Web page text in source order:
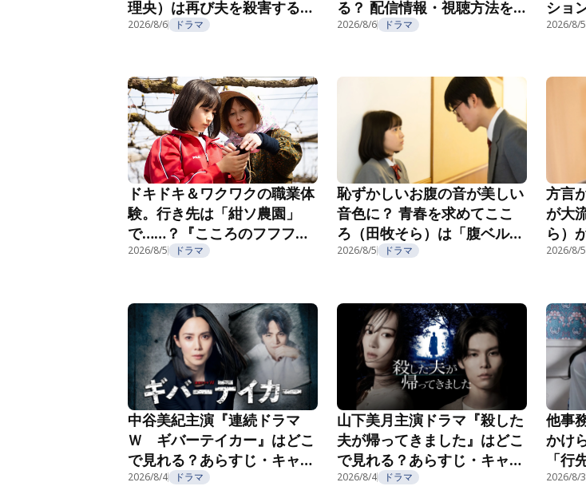
理央）は再び夫を殺害する
『夫を殺したはずなのに』第
2026/8/6 ドラマ
る？ 配信情報・視聴方法を
紹介
2026/8/6 ドラマ
ショ
み」
2026/8/5
ドキドキ＆ワクワクの職業体
験。行き先は「紺ソ農園」
で……？『こころのフフフ』
第4話
2026/8/5 ドラマ
恥ずかしいお腹の音が美しい
音色に？ 青春を求めてここ
ろ（田牧そら）は「腹ベル
部」へ！『こころのフフフ』
2026/8/5 ドラマ
方言
が大
ら）
ろの
2026/8/5
中谷美紀主演『連続ドラマ
Ｗ ギバーテイカー』はどこ
で見れる？あらすじ・キャス
ト・配信視聴方法を紹介
2026/8/4 ドラマ
山下美月主演ドラマ『殺した
夫が帰ってきました』はどこ
で見れる？あらすじ・キャス
ト・配信視聴方法を紹介
2026/8/4 ドラマ
他事
かけ
「行
長の
2026/8/3